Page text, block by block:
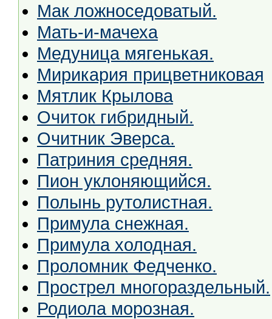
Мак ложноседоватый.
Мать-и-мачеха
Медуница мягенькая.
Мирикария прицветниковая
Мятлик Крылова
Очиток гибридный.
Очитник Эверса.
Патриния средняя.
Пион уклоняющийся.
Полынь рутолистная.
Примула снежная.
Примула холодная.
Проломник Федченко.
Прострел многораздельный.
Родиола морозная.